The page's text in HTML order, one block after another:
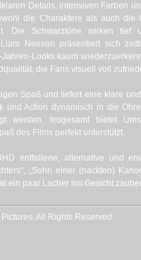
Details, intensiven Farben
die Charaktere als auch die
Die Schwarztöne wirken
Neeson präsentiert sich
Looks kaum
die Fans visuell voll
Spaß und liefert eine klare
und Action dynamisch in die
werden. Insgesamt bietet
des Films perfekt unterstützt.
entfallene, alternative und
„Sohn einer (nackten)
ein paar Lacher ins Gesicht
All Rights Reserved.